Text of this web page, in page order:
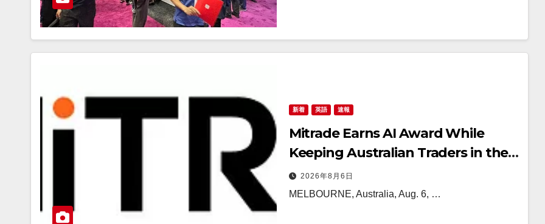
新着 英語 速報
Mitrade Earns AI Award While
Keeping Australian Traders in the
Decision Seat
2026年8月6日
MELBOURNE, Australia, Aug. 6, …